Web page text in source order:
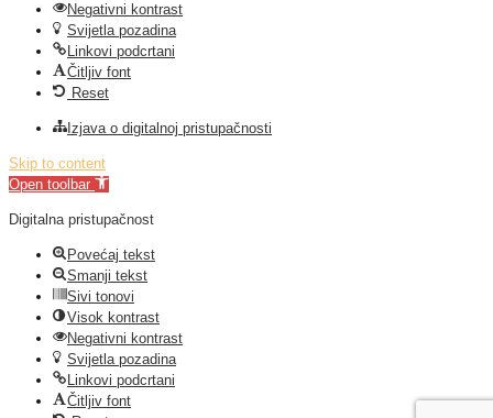
Negativni kontrast
Svijetla pozadina
Linkovi podcrtani
Čitljiv font
Reset
Izjava o digitalnoj pristupačnosti
Skip to content
Open toolbar
Digitalna pristupačnost
Povećaj tekst
Smanji tekst
Sivi tonovi
Visok kontrast
Negativni kontrast
Svijetla pozadina
Linkovi podcrtani
Čitljiv font